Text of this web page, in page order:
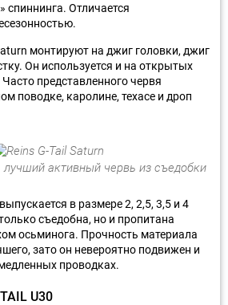
спиннинга. Отличается
монтируют на джиг головки, джиг
Он используется и на открытых
представленного червя
поводке, каролине, техасе и дроп
лучший активный червь из съедобки
в размере 2, 2,5, 3,5 и 4
съедобна, но и пропитана
осьминога. Прочность материала
зато он невероятно подвижен и
проводках.
U30